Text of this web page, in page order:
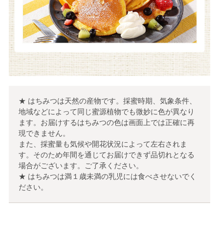
★ はちみつは天然の産物です。採蜜時期、気象条件、
地域などによって同じ蜜源植物でも微妙に色が異なり
ます。お届けするはちみつの色は画面上では正確に再
現できません。
また、採蜜量も気候や開花状況によって左右されま
す。そのため年間を通じてお届けできず品切れとなる
場合がございます。ご了承ください。
★ はちみつは満１歳未満の乳児には食べさせないでく
ださい。